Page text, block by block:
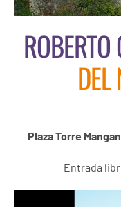
Plaza Torre
Entrada